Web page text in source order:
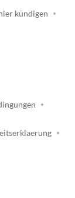
kündigen